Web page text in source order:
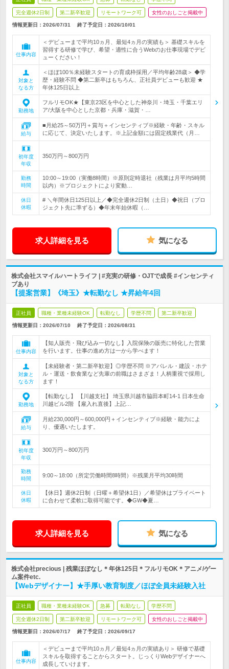
完全週休2日制 第二新卒歓迎 リモートワーク可 女性のおしごと掲載中
情報更新日：2026/07/31 終了予定日： 2026/10/01
仕事内容
＜デビューまで平均10ヵ月、最短4ヵ月の実績も＞ 基礎スキルを
習得する研修で学び、希望・適性に合うWebのお仕事現場でデビ
ューください！
対象と
なる方
＜ほぼ100％未経験スタートの育成枠採用／平均年齢28歳＞ ◆学
歴・経験不問 ◆第二新卒はもちろん、正社員デビューも歓迎 ★
年休125日以上
勤務地
フルリモOK★【東京23区を中心とした神奈川・埼玉・千葉エリ
ア/大阪を中心とした京都・兵庫・滋賀・…
給与
■月給25～50万円＋賞与＋インセンティブ※経験・年齢・スキル
に応じて、決定いたします。※上記金額には固定残業代（月…
初年度
年収
350万円～800万円
勤務
時間
10:00～19:00（実働8時間）※原則定時退社（残業は月平均5時間
以内）※プロジェクトにより変動…
休日
休暇
# ＼年間休日125日以上／◆完全週休2日制（土日）◆祝日（プロ
ジェクト先に準ずる）◆年末年始休暇（…
求人詳細を見る 気になる
株式会社スマイルハートライフ | #充実の研修・OJTで成長 #インセンティ
ブあり
【提案営業】《埼玉》★転勤なし ★昇給年4回
正社員 職種・業種未経験OK 転勤なし 学歴不問 第二新卒歓迎
情報更新日：2026/07/10 終了予定日： 2026/08/31
仕事内容
【知人販売・飛び込み一切なし】入院保険の販売に特化した営業
を行います。仕事の進め方は一から学べます！
対象と
なる方
【未経験者・第二新卒歓迎】◎学歴不問 ※アパレル・建設・ホテ
ル・運送・飲食業など先輩の前職はさまざま！人柄重視で採用し
ます！
勤務地
【転勤なし】 【川越支社】 埼玉県川越市脇田本町14-1 日本生命
川越ビル2階 【雇入れ直後】上記…
給与
月給230,000円～600,000円＋インセンティブ※経験・能力によ
り、優遇いたします。
初年度
年収
300万円～800万円
勤務
時間
9:00～18:00（所定労働時間8時間）※残業月平均30時間
休日
休暇
【休日】週休2日制（日曜＋希望休1日）／希望休はプライベート
に合わせて柔軟に取得可能です。◆GW◆夏…
求人詳細を見る 気になる
株式会社precious | 残業ほぼなし＊年休125日＊フルリモOK＊アニメ/ゲー
ム案件etc.
【Webデザイナー】★手厚い教育制度／ほぼ全員未経験入社
正社員 職種・業種未経験OK 急募 転勤なし 学歴不問
完全週休2日制 第二新卒歓迎 リモートワーク可 女性のおしごと掲載中
情報更新日：2026/07/17 終了予定日： 2026/09/17
仕事内容
＜デビューまで平均10ヵ月／最短4ヵ月の実績あり＞ 研修で基礎
スキルを取得することからスタート。じっくりWebデザイナーへ
成長していけます。